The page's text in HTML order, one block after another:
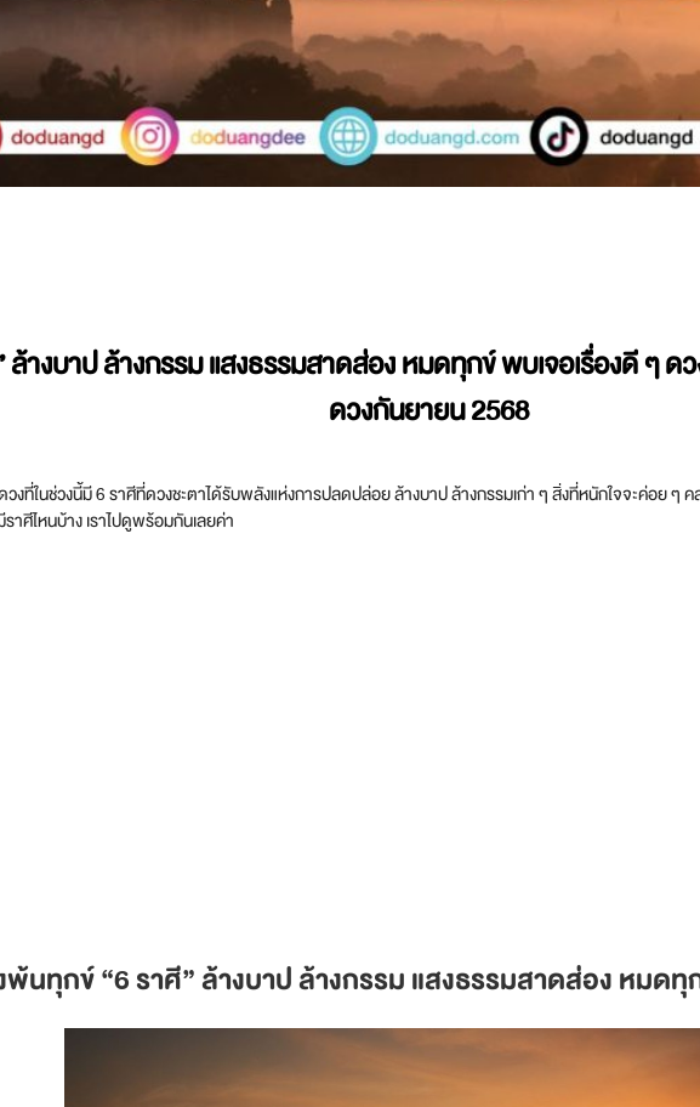
ล้างบาป ล้างกรรม แสงธรรมสาดส่อง หมดทุกข์ พบเจอเรื่องดี ๆ ด
ดวงกันยายน 2568
วงที่ในช่วงนี้มี 6 ราศีที่ดวงชะตาได้รับพลังแห่งการปลดปล่อย ล้างบาป ล้างกรรมเก่า ๆ สิ่งที่หนักใจจะค่อย ๆ
ศีไหนบ้าง เราไปดูพร้อมกันเลยค่า
พ้นทุกข์“6 ราศี” ล้างบาป ล้างกรรม แสงธรรมสาดส่อง หมดทุ